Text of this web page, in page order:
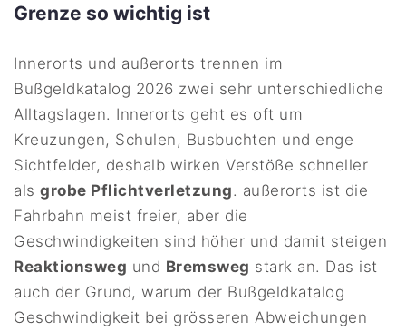
Grenze so wichtig ist
Innerorts und außerorts trennen im
Bußgeldkatalog 2026 zwei sehr unterschiedliche
Alltagslagen. Innerorts geht es oft um
Kreuzungen, Schulen, Busbuchten und enge
Sichtfelder, deshalb wirken Verstöße schneller
alsgrobe Pflichtverletzung. außerorts ist die
Fahrbahn meist freier, aber die
Geschwindigkeiten sind höher und damit steigen
Reaktionsweg und Bremsweg stark an. Das ist
auch der Grund, warum der Bußgeldkatalog
Geschwindigkeit bei grösseren Abweichungen